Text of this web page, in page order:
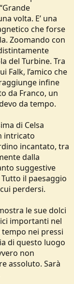
volta. E’ una
che forse
Zoomando con
del Turbine. Tra
Falk, l’amico che
infine
da Franco, un
da tempo.
di Celsa
intricato
incantato, tra
dalla
suggestive
il paesaggio
perdersi.
le sue dolci
importanti nel
nei pressi
di questo luogo
non
assoluto. Sarà